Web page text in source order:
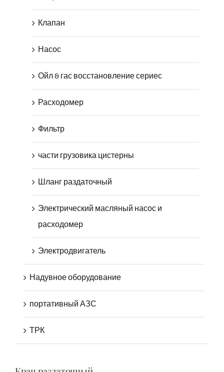
Клапан
Насос
Ойл & гас восстановление сериес
Расходомер
Фильтр
части грузовика цистерны
Шланг раздаточный
Электрический масляный насос и
расходомер
Электродвигатель
Надувное оборудование
портативный АЗС
ТРК